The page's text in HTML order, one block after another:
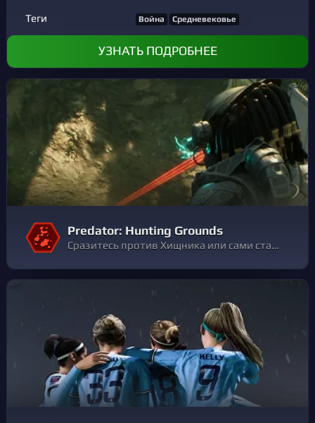
Теги Война Средневековье
УЗНАТЬ ПОДРОБНЕЕ
Predator: Hunting Grounds
Сразитесь против Хищника или сами станьте им в этом шутере с ассиметричным мультиплеером. Успейте выполнить миссии в составе команды, пока Хищник не нашел вас. Или станьте Хищником и поймайте свою добычу.